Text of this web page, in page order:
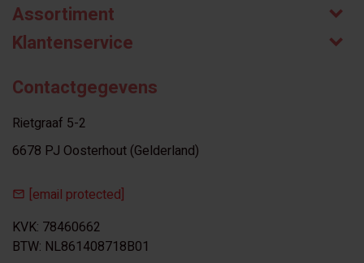
Assortiment
Klantenservice
Contactgegevens
Rietgraaf 5-2
6678 PJ Oosterhout (Gelderland)
[email protected]
KVK: 78460662
BTW: NL861408718B01